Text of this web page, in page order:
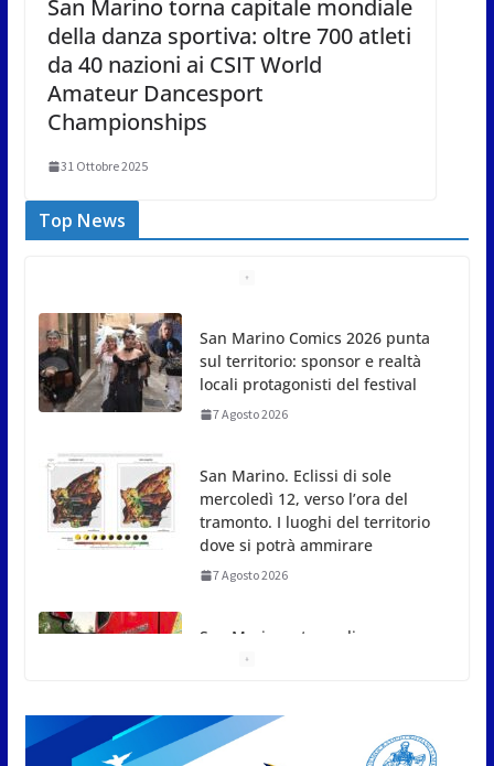
San Marino torna capitale mondiale
della danza sportiva: oltre 700 atleti
da 40 nazioni ai CSIT World
Amateur Dancesport
Championships
31 Ottobre 2025
Top News
San Marino Comics 2026 punta
sul territorio: sponsor e realtà
locali protagonisti del festival
San Marino. Eclissi di sole
mercoledì 12, verso l’ora del
tramonto. I luoghi del territorio
dove si potrà ammirare
San Marino, stop agli
salate
7 Agosto 2026